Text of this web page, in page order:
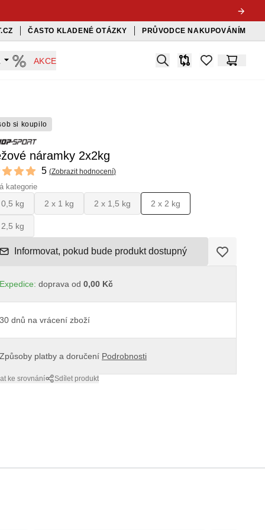
ČASTO KLADENÉ OTÁZKY PRŮVODCE NAKUPOVÁNÍM
AKCE Search
Srovnávačitems inKošík
si koupilo
náramky 2x2kg
5 stars 5 (Zobrazit hodnocení)
kategorie
kg 2 x 1 kg 2 x 1,5 kg 2 x 2 kg
kg
Informovat, pokud bude produkt dostupný
Expedice: doprava od 0,00 Kč
30 dnů na vrácení zboží
Způsoby platby a doručení Podrobnosti
ke srovnání Sdílet produkt